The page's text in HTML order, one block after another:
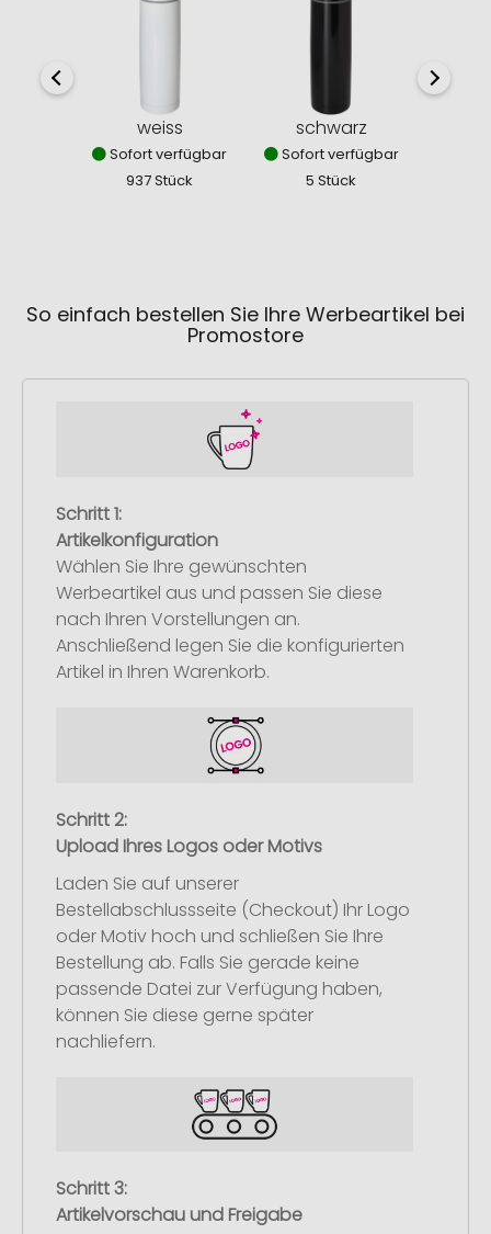
weiss
Sofort verfügbar
937 Stück
schwarz
Sofort verfügbar
5 Stück
So einfach bestellen Sie Ihre Werbeartikel bei
Promostore
Schritt 1:
Artikelkonfiguration
Wählen Sie Ihre gewünschten
Werbeartikel aus und passen Sie diese
nach Ihren Vorstellungen an.
Anschließend legen Sie die konfigurierten
Artikel in Ihren Warenkorb.
Schritt 2:
Upload Ihres Logos oder Motivs
Laden Sie auf unserer
Bestellabschlussseite (Checkout) Ihr Logo
oder Motiv hoch und schließen Sie Ihre
Bestellung ab. Falls Sie gerade keine
passende Datei zur Verfügung haben,
können Sie diese gerne später
nachliefern.
Schritt 3:
Artikelvorschau und Freigabe